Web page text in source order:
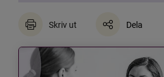
Skriv ut Dela